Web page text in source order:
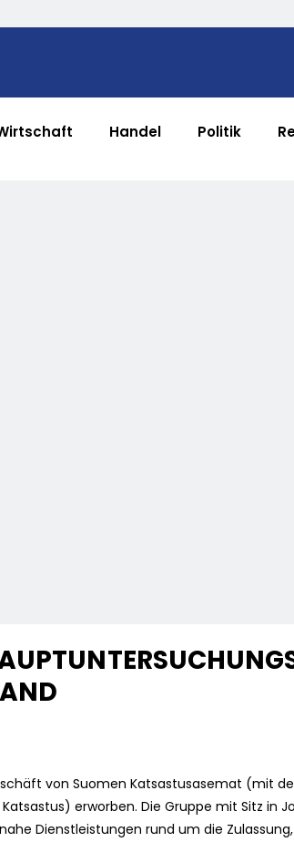
Handel Politik
von Suomen Katsastusasemat (mit
erworben. Die Gruppe mit Sitz in
Dienstleistungen rund um die